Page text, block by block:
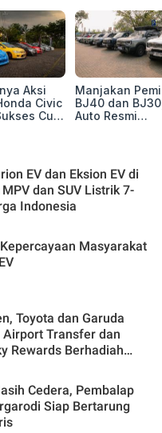
Aksi
Civic
Curi
Manjakan
BJ40 dan
Auto Resmi
EV dan Eksion EV di
dan SUV Listrik 7-
Indonesia
Masyarakat
Toyota dan Garuda
Transfer dan
Rewards Berhadiah
Cedera, Pembalap
Siap Bertarung